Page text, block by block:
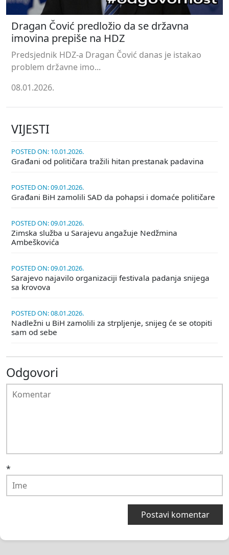
Dragan Čović predložio da se državna
imovina prepiše na HDZ
Predsjednik HDZ-a Dragan Čović danas je istakao
problem državne imo...
08.01.2026.
VIJESTI
POSTED ON: 10.01.2026.
Građani od političara tražili hitan prestanak padavina
POSTED ON: 09.01.2026.
Građani BiH zamolili SAD da pohapsi i domaće političare
POSTED ON: 09.01.2026.
Zimska služba u Sarajevu angažuje Nedžmina
Ambeškovića
POSTED ON: 09.01.2026.
Sarajevo najavilo organizaciji festivala padanja snijega
sa krovova
POSTED ON: 08.01.2026.
Nadležni u BiH zamolili za strpljenje, snijeg će se otopiti
sam od sebe
Odgovori
*